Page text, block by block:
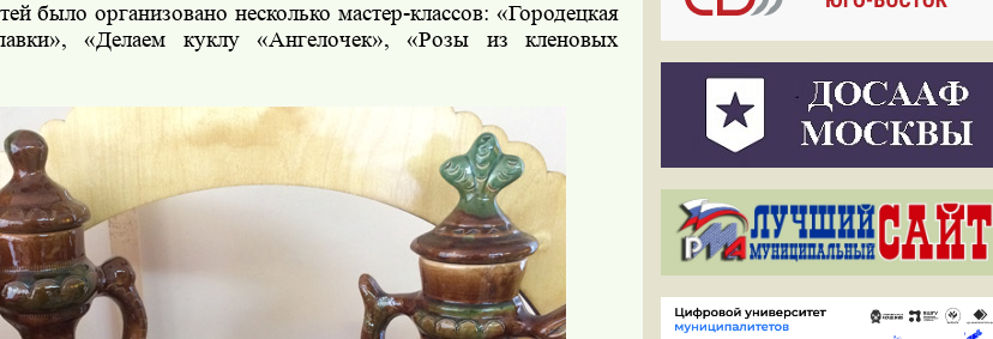
было организовано несколько мастер-классов: «Городецкая
«Делаем куклу «Ангелочек», «Розы из кленовых